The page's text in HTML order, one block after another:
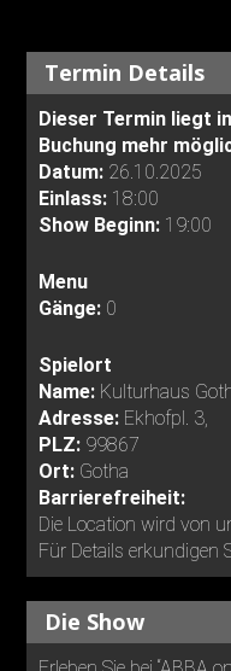
Termin Details
Dieser Termin liegt
Buchung mehr
Datum: 26.10.2025
Einlass: 18:00
Show Beginn: 19:00
Menu
Gänge: 0
Spielort
Name: Kulturhaus
Adresse: Ekhofpl. 3,
PLZ: 99867
Ort: Gotha
Barrierefreiheit:
Die Location wird von
Für Details erkundigen
Die Show